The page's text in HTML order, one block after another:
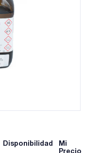
Disponibilidad
Mi
Precio